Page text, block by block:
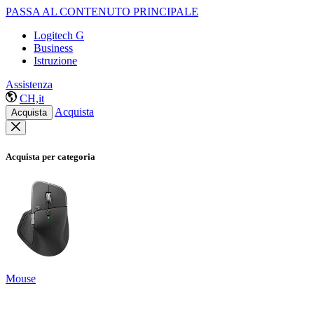
PASSA AL CONTENUTO PRINCIPALE
Logitech G
Business
Istruzione
Assistenza
CH,it
Acquista Acquista
Acquista per categoria
Mouse